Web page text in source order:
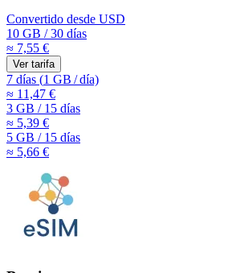
Convertido desde USD
10 GB /30 días
≈ 7,55 €
Ver tarifa
7 días (1 GB /día)
≈ 11,47 €
3 GB /15 días
≈ 5,39 €
5 GB /15 días
≈ 5,66 €